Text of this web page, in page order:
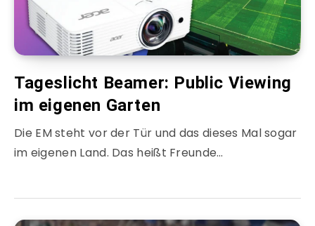
Tageslicht Beamer: Public Viewing
im eigenen Garten
Die EM steht vor der Tür und das dieses Mal sogar
im eigenen Land. Das heißt Freunde…